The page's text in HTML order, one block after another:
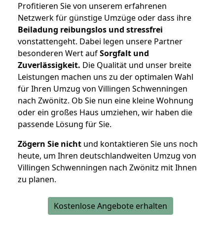
Profitieren Sie von unserem erfahrenen
Netzwerk für günstige Umzüge oder dass ihre
Beiladung reibungslos und stressfrei
vonstattengeht. Dabei legen unsere Partner
besonderen Wert aufSorgfalt und
Zuverlässigkeit. Die Qualität und unser breite
Leistungen machen uns zu der optimalen Wahl
für Ihren Umzug von Villingen Schwenningen
nach Zwönitz. Ob Sie nun eine kleine Wohnung
oder ein großes Haus umziehen, wir haben die
passende Lösung für Sie.
Zögern Sie nicht und kontaktieren Sie uns noch
heute, um Ihren deutschlandweiten Umzug von
Villingen Schwenningen nach Zwönitz mit Ihnen
zu planen.
Kostenlose Angebote erhalten